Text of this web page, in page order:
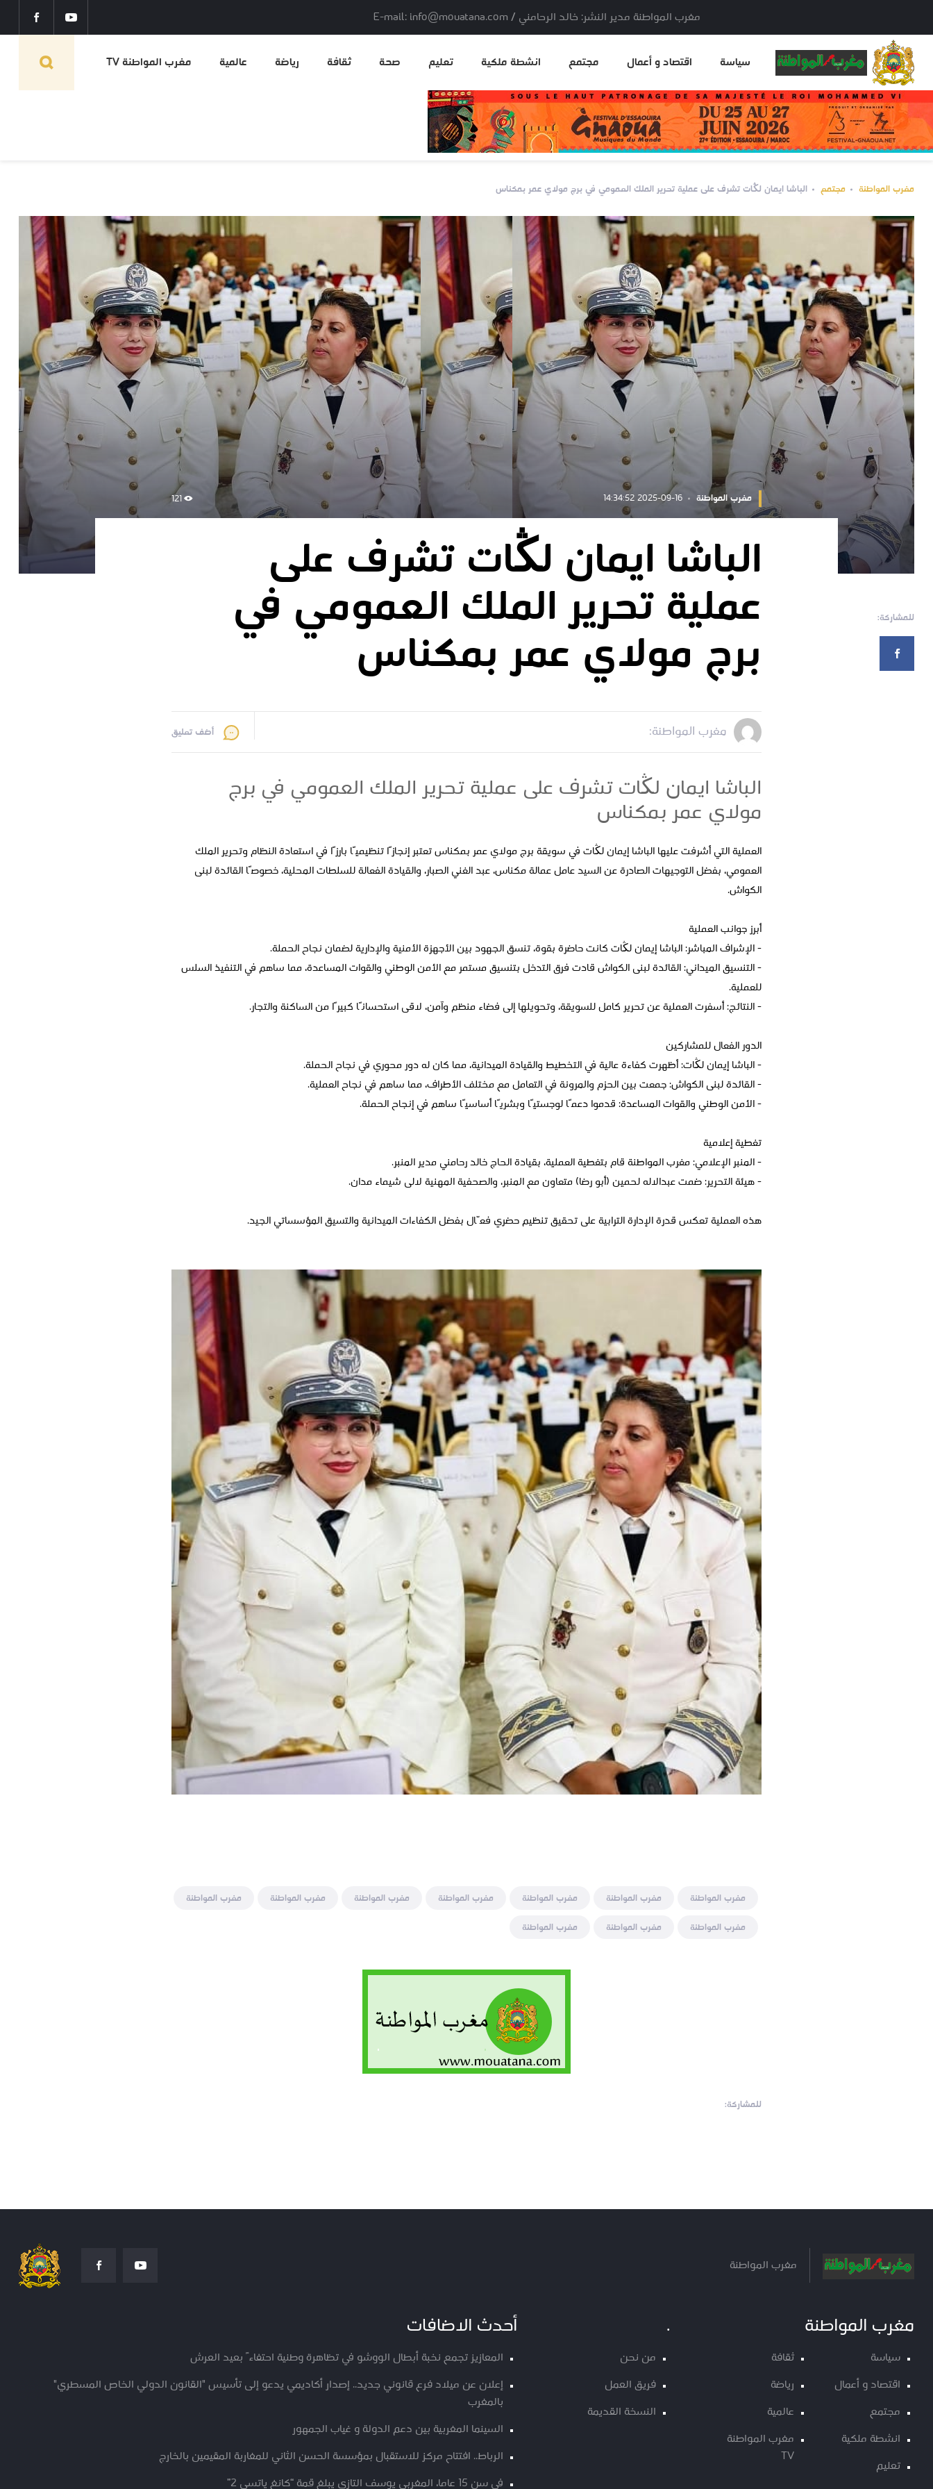
مغرب المواطنة مدير النشر: خالد الرحامني / E-mail: info@mouatana.com
سياسة اقتصاد و أعمال مجتمع انشطة ملكية تعليم صحة ثقافة رياضة عالمية مغرب المواطنة TV
مغرب المواطنة مجتمع الباشا ايمان لڭات تشرف على عملية تحرير الملك العمومي في برج مولاي عمر بمكناس
مغرب المواطنة 2025-09-16 14:34:52
121
للمشاركة:
الباشا ايمان لڭات تشرف على
عملية تحرير الملك العمومي في
برج مولاي عمر بمكناس
مغرب المواطنة: أضف تعليق
الباشا ايمان لڭات تشرف على عملية تحرير الملك العمومي في برج
مولاي عمر بمكناس
العملية التي أشرفت عليها الباشا إيمان لڭات في سويقة برج مولاي عمر بمكناس تعتبر إنجازًا تنظيميًا بارزًا في استعادة النظام وتحرير الملك
العمومي، بفضل التوجيهات الصادرة عن السيد عامل عمالة مكناس، عبد الغني الصبار، والقيادة الفعالة للسلطات المحلية، خصوصًا القائدة لبنى
الكواش.
أبرز جوانب العملية
- الإشراف المباشر: الباشا إيمان لڭات كانت حاضرة بقوة، تنسق الجهود بين الأجهزة الأمنية والإدارية لضمان نجاح الحملة.
- التنسيق الميداني: القائدة لبنى الكواش قادت فرق التدخل بتنسيق مستمر مع الأمن الوطني والقوات المساعدة، مما ساهم في التنفيذ السلس
للعملية.
- النتائج: أسفرت العملية عن تحرير كامل للسويقة، وتحويلها إلى فضاء منظم وآمن، لاقى استحسانًا كبيرًا من الساكنة والتجار.
الدور الفعال للمشاركين
- الباشا إيمان لڭات: أظهرت كفاءة عالية في التخطيط والقيادة الميدانية، مما كان له دور محوري في نجاح الحملة.
- القائدة لبنى الكواش: جمعت بين الحزم والمرونة في التعامل مع مختلف الأطراف، مما ساهم في نجاح العملية.
- الأمن الوطني والقوات المساعدة: قدموا دعمًا لوجستيًا وبشريًا أساسيًا ساهم في إنجاح الحملة.
تغطية إعلامية
- المنبر الإعلامي: مغرب المواطنة قام بتغطية العملية، بقيادة الحاج خالد رحامني مدير المنبر.
- هيئة التحرير: ضمت عبدالاله لحمين (أبو رضا) متعاون مع المنبر، والصحفية المهنية لالى شيماء مدان.
هذه العملية تعكس قدرة الإدارة الترابية على تحقيق تنظيم حضري فعّال بفضل الكفاءات الميدانية والتسيق المؤسساتي الجيد.
مغرب المواطنة مغرب المواطنة مغرب المواطنة مغرب المواطنة مغرب المواطنة مغرب المواطنة
مغرب المواطنة
مغرب المواطنة
مغرب المواطنة مغرب المواطنة
للمشاركة:
مغرب المواطنة
مغرب المواطنة
سياسة
اقتصاد و أعمال
مجتمع
انشطة ملكية
تعليم
ثقافة
رياضة
عالمية
مغرب المواطنة
TV
.
من نحن
فريق العمل
النسخة القديمة
أحدث الاضافات
المعازيز تجمع نخبة أبطال الووشو في تظاهرة وطنية احتفاءً بعيد العرش
إعلان عن ميلاد فرع قانوني جديد.. إصدار أكاديمي يدعو إلى تأسيس "القانون الدولي الخاص المسطري"
بالمغرب
السينما المغربية بين دعم الدولة و غياب الجمهور
الرباط.. افتتاح مركز للاستقبال بمؤسسة الحسن الثاني للمغاربة المقيمين بالخارج
في سن 15 عاما، المغربي يوسف التازي يبلغ قمة “كانغ ياتسي 2”